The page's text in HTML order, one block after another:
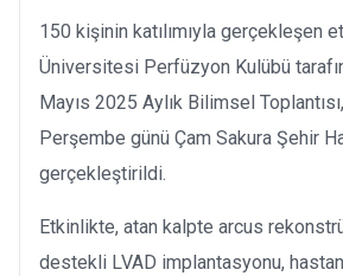
150 kişinin katılımıyla gerçekleşen
Üniversitesi Perfüzyon Kulübü
Mayıs 2025 Aylık Bilimsel
Perşembe günü Çam Sakura Şehir
gerçekleştirildi.
Etkinlikte, atan kalpte arcus
destekli LVAD implantasyonu,